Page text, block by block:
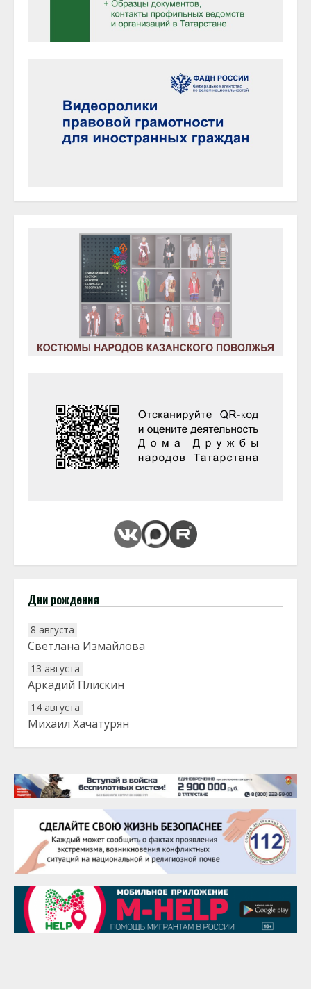
Дни рождения
8 августа
Светлана Измайлова
13 августа
Аркадий Плискин
14 августа
Михаил Хачатурян
20 августа
22 августа
Евгений Ефимов
25 августа
Сэсэгма Бубеева
28 августа
Чингиз Мустафаев
29 августа
Надежда Рослова